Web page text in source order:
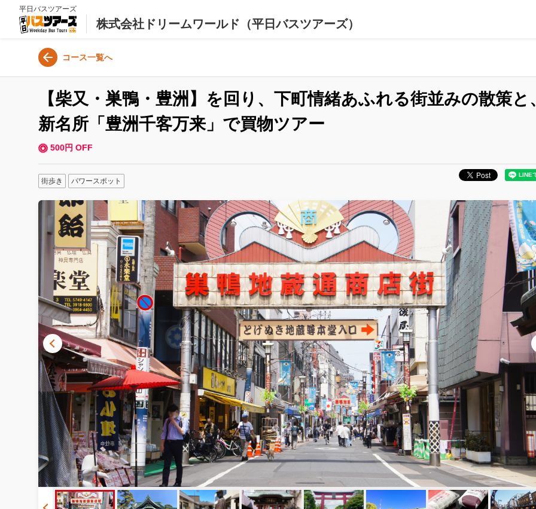
平日バスツアーズ
株式会社ドリームワールド（平日バスツアーズ）
コース一覧へ
【柴又・巣鴨・豊洲】を回り、下町情緒あふれる街並みの散策と
新名所「豊洲千客万来」で買物ツアー
500円 OFF
街歩き パワースポット